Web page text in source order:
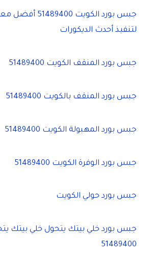
جبس بورد الكويت
لتنفيذ أحدث الديكورات
جبس بورد المنقف الكويت 51489400
جبس بورد المنقف بالكويت 51489400
جبس بورد المهبولة الكويت 51489400
جبس بورد الوفرة الكويت 51489400
جبس بورد حولي الكويت
جبس بورد خلي بيتك يتحول خلي بيتك
51489400